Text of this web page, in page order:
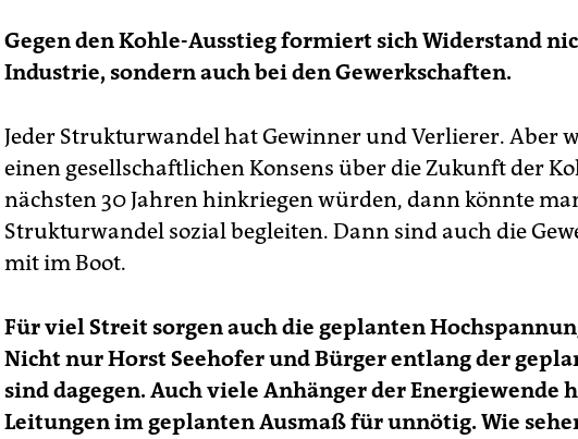
Gegen den Kohle-Ausstieg formiert sich Widerstand
Industrie, sondern auch bei den Gewerkschaften.
Jeder Strukturwandel hat Gewinner und Verlierer. Aber
einen gesellschaftlichen Konsens über die Zukunft der
nächsten 30 Jahren hinkriegen würden, dann könnte
Strukturwandel sozial begleiten. Dann sind auch die
mit im Boot.
Für viel Streit sorgen auch die geplanten
Nicht nur Horst Seehofer und Bürger entlang der
sind dagegen. Auch viele Anhänger der Energiewende
Leitungen im geplanten Ausmaß für unnötig. Wie